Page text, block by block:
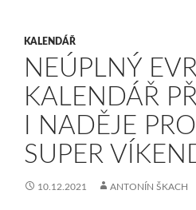
KALENDÁŘ
NEÚPLNÝ
KALENDÁŘ
I NADĚJE
SUPER
10.12.2021 ANTONÍN ŠKACH